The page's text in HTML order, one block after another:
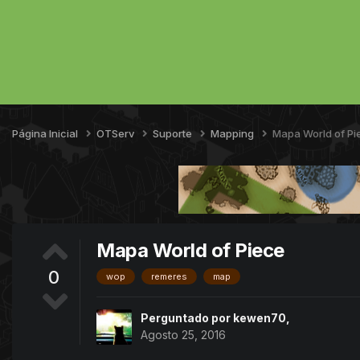
Página Inicial OTServ Suporte Mapping Mapa World of
0
Mapa World of Piece
wop remeres map
Perguntado por kewen70
Agosto 25, 2016